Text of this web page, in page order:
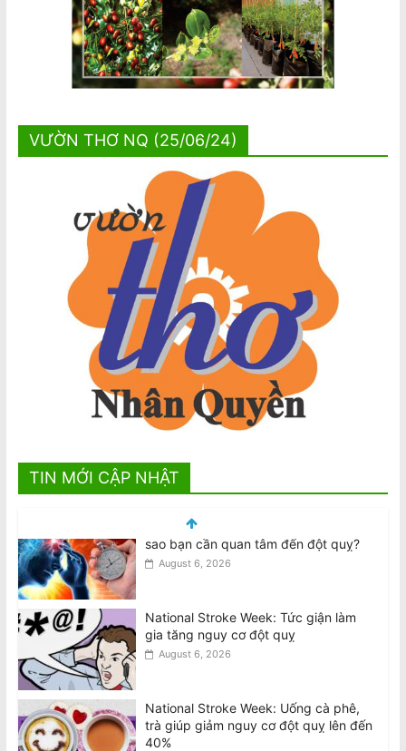
VƯỜN THƠ NQ (25/06/24)
TIN MỚI CẬP NHẬT
National Stroke Week: Tức giận làm
gia tăng nguy cơ đột quỵ
National Stroke Week: Uống cà phê,
trà giúp giảm nguy cơ đột quỵ lên đến
Tri ân người hùng Văn Việt Trương: